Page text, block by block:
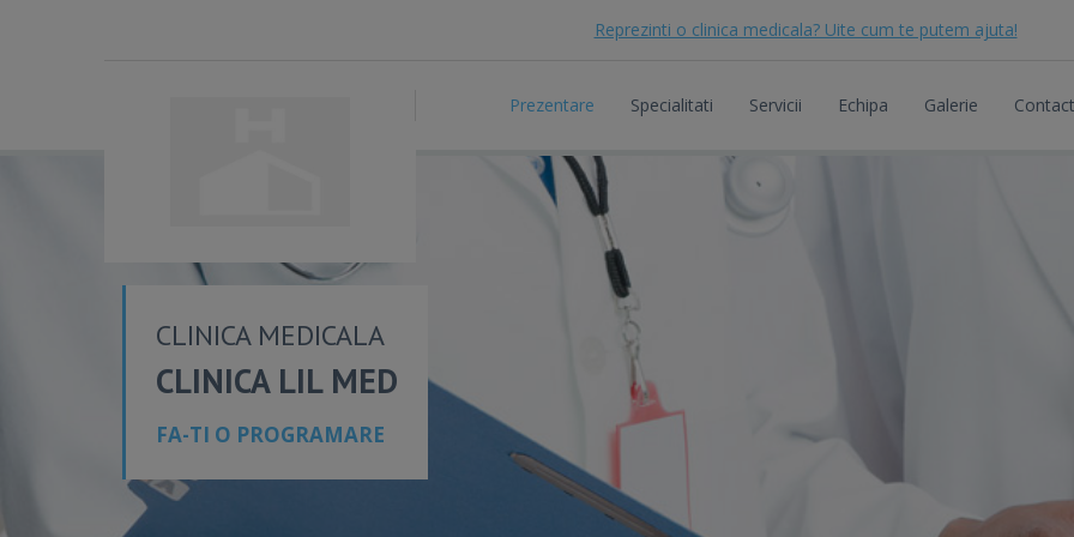
Reprezinti o clinica medicala? Uite cum te putem ajuta!
Prezentare Specialitati Servicii Echipa Galerie Contact
CLINICA MEDICALA
CLINICA LIL MED
FA-TI O PROGRAMARE